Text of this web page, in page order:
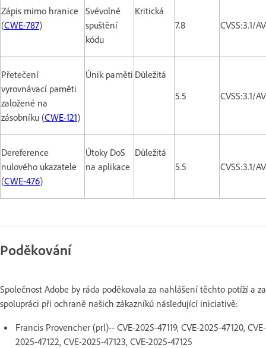
Zápis mimo hranice
(CWE-787)
Svévolné
spuštění
kódu
Kritická
7.8
CVSS:3.1/
Přetečení
vyrovnávací paměti
založené na
zásobníku (CWE-121)
Únik paměti Důležitá
5.5
CVSS:3.1/
Dereference
nulového ukazatele
(CWE-476)
Útoky DoS
na aplikace
Důležitá
5.5
CVSS:3.1/
Poděkování
Společnost Adobe by ráda poděkovala za nahlášení těchto potíží a za
spolupráci při ochraně našich zákazníků následující iniciativě:
Francis Provencher (prl)-- CVE-2025-47119, CVE-2025-47120, CVE-
2025-47122, CVE-2025-47123, CVE-2025-47125